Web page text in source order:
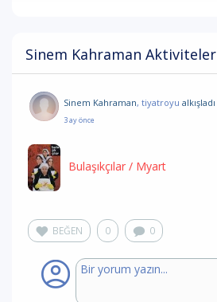
Sinem Kahraman
Sinem Kahraman, tiyatroyu alkışladı
3 ay önce
Bulaşıkçılar / Myart
BEĞEN 0 0